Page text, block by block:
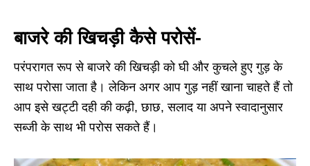
बाजरे की खिचड़ी कैसे परोसें-
परंपरागत रूप से बाजरे की खिचड़ी को घी और कुचले हुए गुड़ के
साथ परोसा जाता है। लेकिन अगर आप गुड़ नहीं खाना चाहते हैं तो
आप इसे खट्टी दही की कढ़ी, छाछ, सलाद या अपने स्वादानुसार
सब्जी के साथ भी परोस सकते हैं।